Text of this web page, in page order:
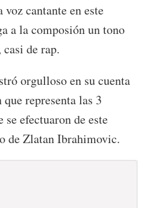
cantante en este
a la composión un tono
de rap.
orgulloso en su cuenta
representa las 3
efectuaron de este
de Zlatan Ibrahimovic.